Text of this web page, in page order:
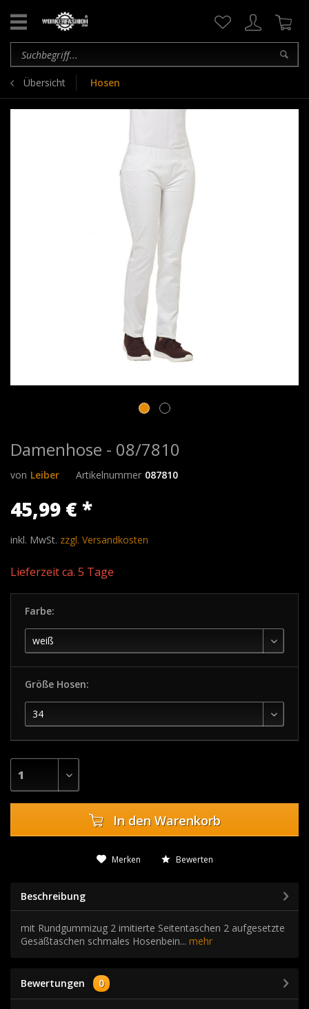
Übersicht Hosen
Damenhose - 08/7810
von Leiber Artikelnummer 087810
45,99 € *
inkl. MwSt. zzgl. Versandkosten
Lieferzeit ca. 5 Tage
Farbe:
Größe Hosen:
In den Warenkorb
Merken Bewerten
Beschreibung
mit Rundgummizug 2 imitierte Seitentaschen 2 aufgesetzte
Gesäßtaschen schmales Hosenbein... mehr
Bewertungen 0